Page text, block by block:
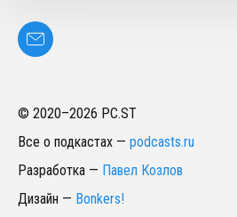
© 2020–2026 PC.ST
Все о подкастах — podcasts.ru
Разработка — Павел Козлов
Дизайн — Bonkers!